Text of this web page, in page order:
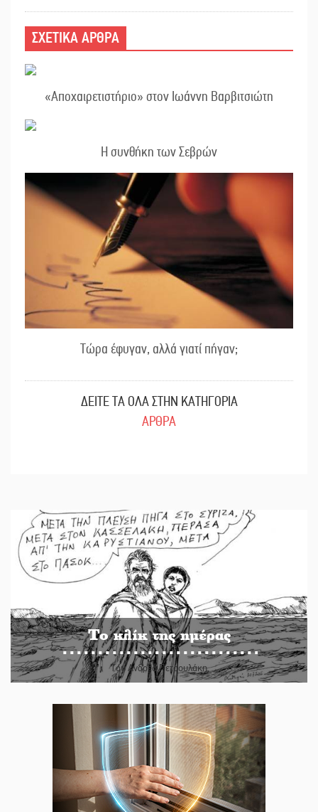
ΣΧΕΤΙΚΑ ΑΡΘΡΑ
«Αποχαιρετιστήριο» στον Ιωάννη Βαρβιτσιώτη
Η συνθήκη των Σεβρών
Τώρα έφυγαν, αλλά γιατί πήγαν;
ΔΕΙΤΕ ΤΑ ΟΛΑ ΣΤΗΝ ΚΑΤΗΓΟΡΙΑ
ΑΡΘΡΑ
Το κλίκ της ημέρας
Του Ανδρέα Πετρουλάκη